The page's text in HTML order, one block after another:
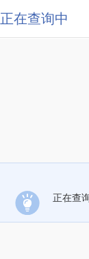
正在查询中
正在查